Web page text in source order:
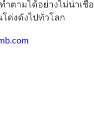
ตามได้อย่างไม่น่าเชื่อ
ด่งดังไปทั่วโลก